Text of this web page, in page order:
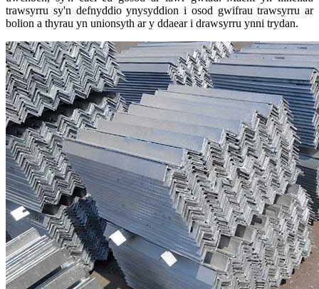
trawsyrru sy'n defnyddio ynysyddion i osod gwifrau trawsyrru ar
bolion a thyrau yn unionsyth ar y ddaear i drawsyrru ynni trydan.